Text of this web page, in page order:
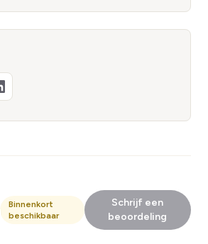
Binnenkort
beschikbaar
Schrijf een
beoordeling